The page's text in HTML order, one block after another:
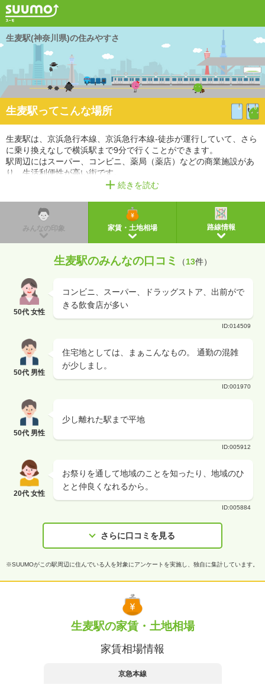
生麦駅(神奈川県)の住みやすさ
生麦駅ってこんな場所
生麦駅は、京浜急行本線、京浜急行本線-徒歩が運行していて、さら
に乗り換えなしで横浜駅まで9分で行くことができます。
駅周辺にはスーパー、コンビニ、薬局（薬店）などの商業施設があ
り、生活利便性が高い街です。
また、幼稚園・保育園、小学校があるので、教育環境も充実してい
※掲載しているアクセス情報は2021年3月時点のものです。
※経路情報、所要時間情報は平日・日中の標準的な所要時間での乗り換え経路を採用していま
続きを読む
みんなの印象 家賃・土地相場 路線情報
生麦駅のみんなの口コミ （13件）
50代 女性
コンビニ、スーパー、ドラッグストア、出前がで
きる飲食店が多い
ID:014509
50代 男性
住宅地としては、まぁこんなもの。 通勤の混雑
が少しまし。
ID:001970
50代 男性
少し離れた駅まで平地
ID:005912
20代 女性
お祭りを通して地域のことを知ったり、地域のひ
とと仲良くなれるから。
ID:005884
さらに口コミを見る
※SUUMOがこの駅周辺に住んでいる人を対象にアンケートを実施し、独自に集計しています。
生麦駅の家賃・土地相場
家賃相場情報
京急本線